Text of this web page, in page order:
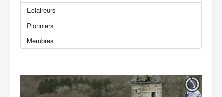
Eclaireurs
Pionniers
Membres